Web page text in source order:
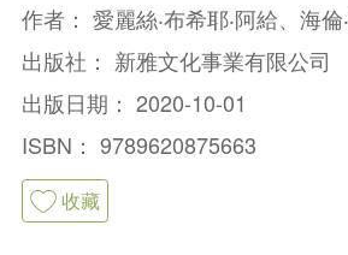
作者： 愛麗絲‧布希耶‧阿給、海倫
出版社： 新雅文化事業有限公司
出版日期： 2020-10-01
ISBN： 9789620875663
收藏